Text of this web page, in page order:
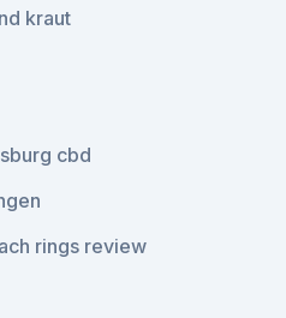
kraut
cbd
rings review